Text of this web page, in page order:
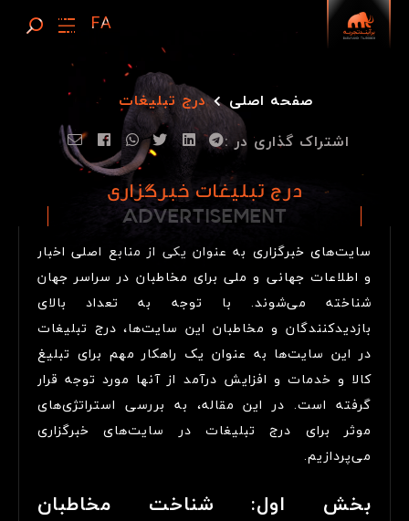
صفحه اصلی
درج تبلیغات
اشتراک گذاری در :
درج تبلیغات خبرگزاری
ADVERTISEMENT
ADVERTISEMENT
سایت‌های خبرگزاری به عنوان یکی از منابع اصلی اخبار
و اطلاعات جهانی و ملی برای مخاطبان در سراسر جهان
شناخته می‌شوند. با توجه به تعداد بالای
بازدیدکنندگان و مخاطبان این سایت‌ها، درج تبلیغات
در این سایت‌ها به عنوان یک راهکار مهم برای تبلیغ
کالا و خدمات و افزایش درآمد از آنها مورد توجه قرار
گرفته است. در این مقاله، به بررسی استراتژی‌های
موثر برای درج تبلیغات در سایت‌های خبرگزاری
می‌پردازیم.
بخش اول: شناخت مخاطبان